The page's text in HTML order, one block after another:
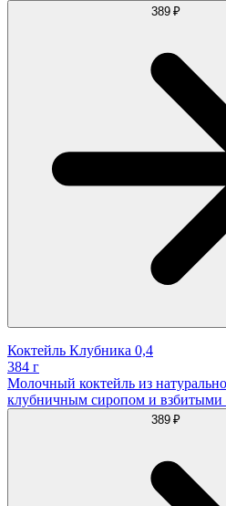
389 ₽
Коктейль Клубника 0,4
384 г
Молочный коктейль из
клубничным сиропом и взбитыми
389 ₽